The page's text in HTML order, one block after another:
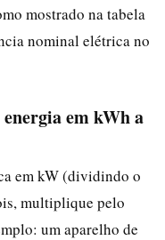
mostrado na tabela
nominal elétrica no
em kWh a
em kW (dividindo o
multiplique pelo
um aparelho de